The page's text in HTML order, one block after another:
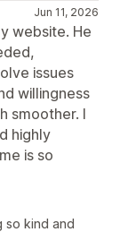
Jun 11, 2026
website. He
issues
willingness
smoother. I
highly
is so
so kind and